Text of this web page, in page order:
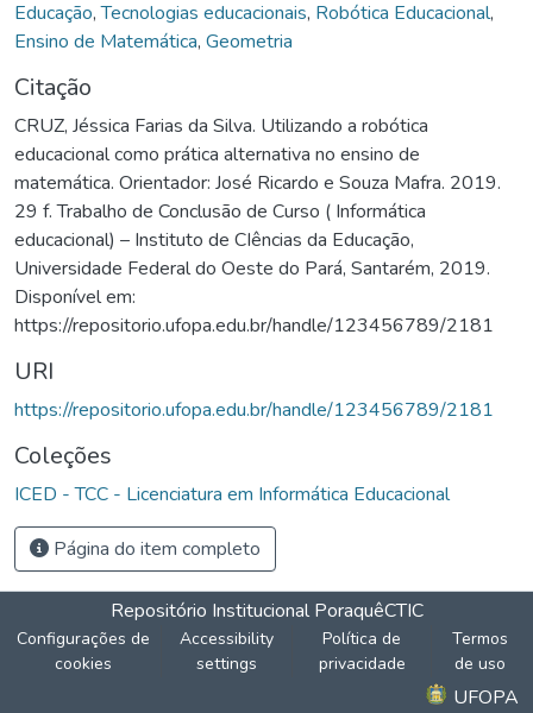
Educação,Tecnologias educacionais, Robótica Educacional,
Ensino de Matemática, Geometria
Citação
CRUZ, Jéssica Farias da Silva. Utilizando a robótica
educacional como prática alternativa no ensino de
matemática. Orientador: José Ricardo e Souza Mafra. 2019.
29 f. Trabalho de Conclusão de Curso ( Informática
educacional) – Instituto de CIências da Educação,
Universidade Federal do Oeste do Pará, Santarém, 2019.
Disponível em:
https://repositorio.ufopa.edu.br/handle/123456789/2181
URI
https://repositorio.ufopa.edu.br/handle/123456789/2181
Coleções
ICED - TCC - Licenciatura em Informática Educacional
Página do item completo
Repositório Institucional PoraquêCTIC
Configurações de
cookies
Accessibility
settings
Política de
privacidade
Termos
de uso
UFOPA